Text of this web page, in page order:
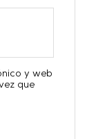
y web
que